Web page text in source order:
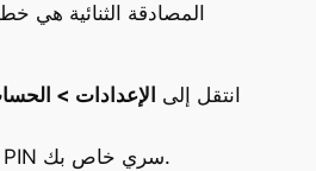
المصادقة الثنائية هي
انتقل إلى الإعدادات >
قم بتعيين رقم PIN سري خاص بك.